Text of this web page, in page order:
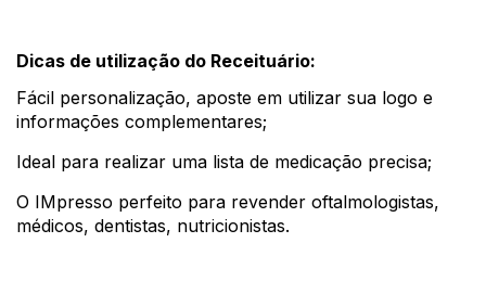
Dicas de utilização do Receituário:
Fácil personalização, aposte em utilizar sua logo e
informações complementares;
Ideal para realizar uma lista de medicação precisa;
O IMpresso perfeito para revender oftalmologistas,
médicos, dentistas, nutricionistas.